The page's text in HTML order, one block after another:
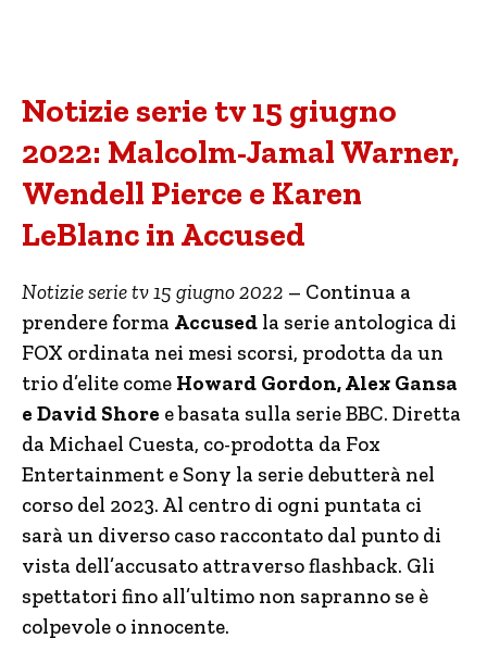
Notizie serie tv 15 giugno
2022: Malcolm-Jamal Warner,
Wendell Pierce e Karen
LeBlanc in Accused
Notizie serie tv 15 giugno 2022 – Continua a
prendere forma Accused la serie antologica di
FOX ordinata nei mesi scorsi, prodotta da un
trio d’elite come Howard Gordon, Alex Gansa
e David Shore e basata sulla serie BBC. Diretta
da Michael Cuesta, co-prodotta da Fox
Entertainment e Sony la serie debutterà nel
corso del 2023. Al centro di ogni puntata ci
sarà un diverso caso raccontato dal punto di
vista dell’accusato attraverso flashback. Gli
spettatori fino all’ultimo non sapranno se è
colpevole o innocente.